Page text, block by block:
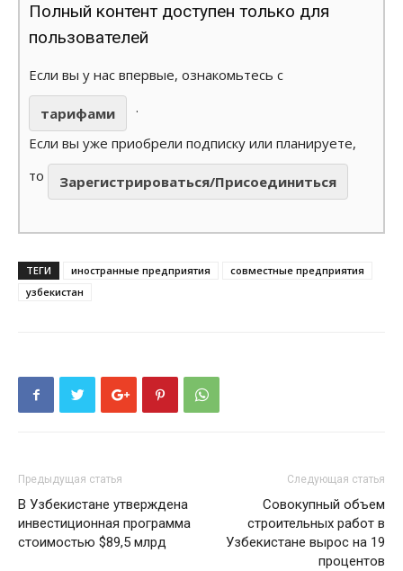
Полный контент доступен только для
пользователей
Если вы у нас впервые, ознакомьтесь с
тарифами
.
Если вы уже приобрели подписку или планируете,
то
Зарегистрироваться/Присоединиться
ТЕГИ иностранные предприятия
совместные предприятия
узбекистан
Предыдущая статья
В Узбекистане утверждена
инвестиционная программа
стоимостью $89,5 млрд
Следующая статья
Совокупный объем
строительных работ в
Узбекистане вырос на 19
процентов